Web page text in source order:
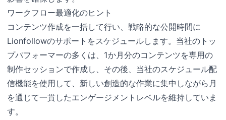
ワークフロー最適化のヒント
コンテンツ作成を一括して行い、戦略的な公開時間に
Lionfollowのサポートをスケジュールします。当社のトッ
プパフォーマーの多くは、1か月分のコンテンツを専用の
制作セッションで作成し、その後、当社のスケジュール配
信機能を使用して、新しい創造的な作業に集中しながら月
を通じて一貫したエンゲージメントレベルを維持していま
す。